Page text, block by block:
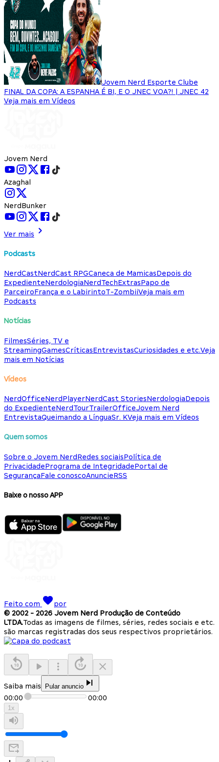
Jovem Nerd Esporte Clube
FINAL DA COPA: A ESPANHA É BI, E O JNEC VOA?! | JNEC 42
Veja mais em Vídeos
Jovem Nerd
Azaghal
NerdBunker
Ver mais
Podcasts
NerdCastNerdCast RPGCaneca de MamicasDepois do
ExpedienteNerdologiaNerdTechExtrasPapo de
ParceiroFrança e o LabirintoT-ZombiiVeja mais em
Podcasts
Notícias
FilmesSéries, TV e
StreamingGamesCríticasEntrevistasCuriosidades e etc.Veja
mais em Notícias
Vídeos
NerdOfficeNerdPlayerNerdCast StoriesNerdologiaDepois
do ExpedienteNerdTourTrailerOfficeJovem Nerd
EntrevistaQueimando a LínguaSr. KVeja mais em Vídeos
Quem somos
Sobre o Jovem NerdRedes sociaisPolítica de
PrivacidadePrograma de IntegridadePortal de
SegurançaFale conoscoAnuncieRSS
Baixe o nosso APP
Feito com
por
© 2002 - 2026 Jovem Nerd Produção de Conteúdo
LTDA.Todas as imagens de filmes, séries, redes sociais e etc.
são marcas registradas dos seus respectivos proprietários.
Saiba mais Pular anuncio
00:00 00:00
1x